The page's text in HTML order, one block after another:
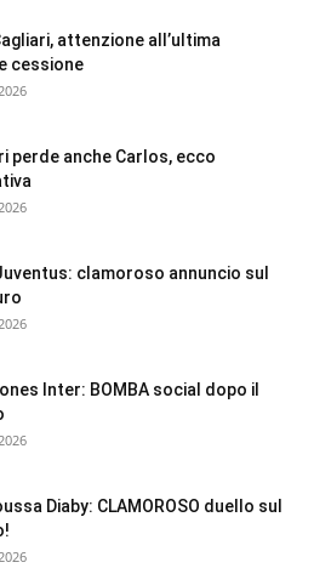
attenzione all’ultima
cessione
perde anche Carlos, ecco
clamoroso annuncio sul
Inter: BOMBA social dopo il
Diaby: CLAMOROSO duello sul